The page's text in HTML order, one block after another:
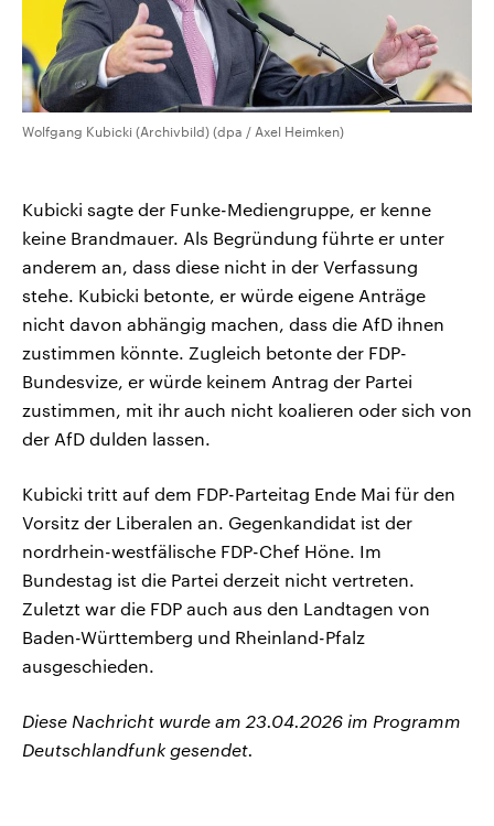
Wolfgang Kubicki (Archivbild) (dpa / Axel Heimken)
Kubicki sagte der Funke-Mediengruppe, er kenne
keine Brandmauer. Als Begründung führte er unter
anderem an, dass diese nicht in der Verfassung
stehe. Kubicki betonte, er würde eigene Anträge
nicht davon abhängig machen, dass die AfD ihnen
zustimmen könnte. Zugleich betonte der FDP-
Bundesvize, er würde keinem Antrag der Partei
zustimmen, mit ihr auch nicht koalieren oder sich von
der AfD dulden lassen.
Kubicki tritt auf dem FDP-Parteitag Ende Mai für den
Vorsitz der Liberalen an. Gegenkandidat ist der
nordrhein-westfälische FDP-Chef Höne. Im
Bundestag ist die Partei derzeit nicht vertreten.
Zuletzt war die FDP auch aus den Landtagen von
Baden-Württemberg und Rheinland-Pfalz
ausgeschieden.
Diese Nachricht wurde am 23.04.2026 im Programm
Deutschlandfunk gesendet.